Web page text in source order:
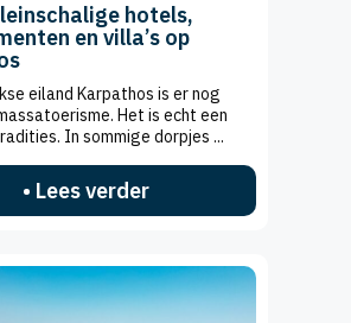
hotels,
en villa’s op
eiland Karpathos is er nog
Het is echt een
In sommige dorpjes ...
• Lees verder